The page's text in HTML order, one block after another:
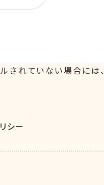
されていない場合に
シー